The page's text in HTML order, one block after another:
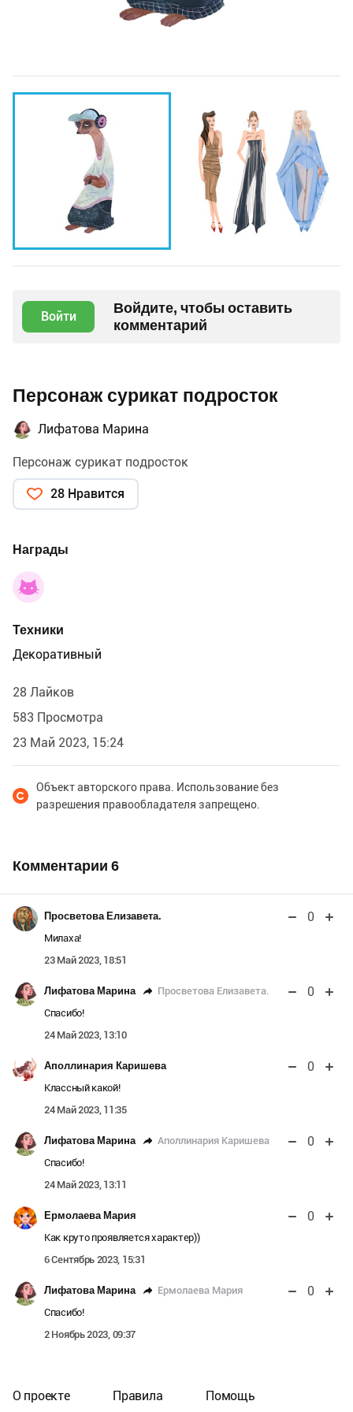
Войти
Войдите, чтобы оставить
комментарий
Персонаж сурикат подросток
Лифатова Марина
Персонаж сурикат подросток
28 Нравится
Награды
Техники
Декоративный
28 Лайков
583 Просмотра
23 Май 2023, 15:24
Объект авторского права. Использование без
разрешения правообладателя запрещено.
Комментарии 6
Просветова Елизавета. 0
Милаха!
23 Май 2023, 18:51
Лифатова Марина Просветова Елизавета. 0
Спасибо!
24 Май 2023, 13:10
Аполлинария Каришева 0
Классный какой!
24 Май 2023, 11:35
Лифатова Марина Аполлинария Каришева 0
Спасибо!
24 Май 2023, 13:11
Ермолаева Мария 0
Как круто проявляется характер))
6 Сентябрь 2023, 15:31
Лифатова Марина Ермолаева Мария 0
Спасибо!
2 Ноябрь 2023, 09:37
О проекте Правила Помощь